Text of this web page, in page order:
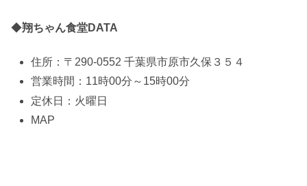
◆翔ちゃん食堂DATA
住所：〒290-0552 千葉県市原市久保３５４
営業時間：11時00分～15時00分
定休日：火曜日
MAP